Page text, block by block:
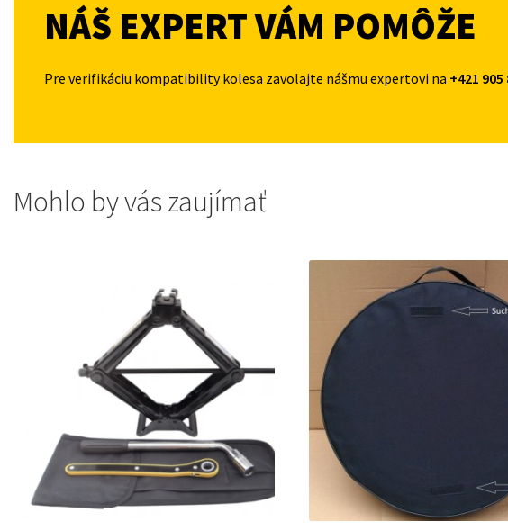
NÁŠ EXPERT VÁM POMÔŽE
Pre verifikáciu kompatibility kolesa zavolajte nášmu expertovi na +421 905
Mohlo by vás zaujímať